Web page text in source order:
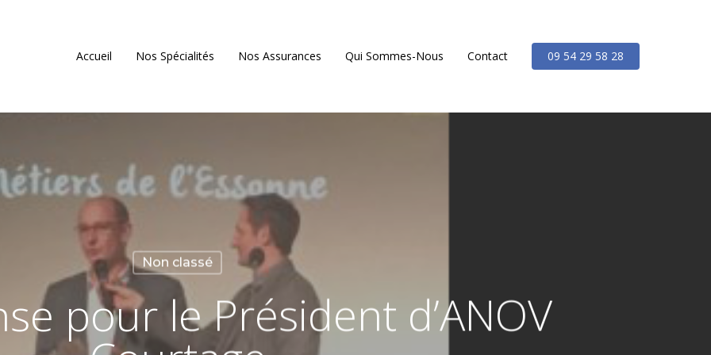
Accueil Nos Spécialités Nos Assurances Qui Sommes-Nous Contact 09 54 29 58 28
Non classé
pour le Président d’ANOV